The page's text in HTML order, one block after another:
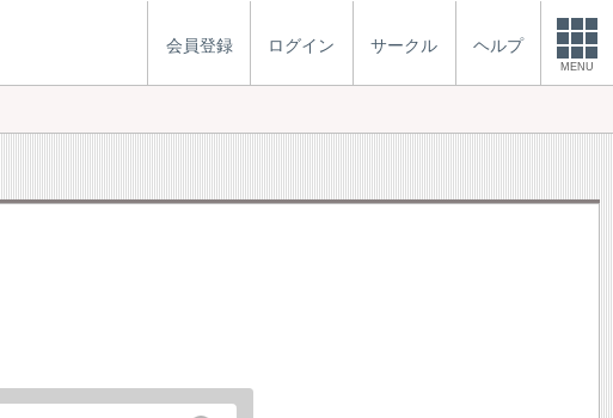
会員登録 ログイン サークル ヘルプ
MENU